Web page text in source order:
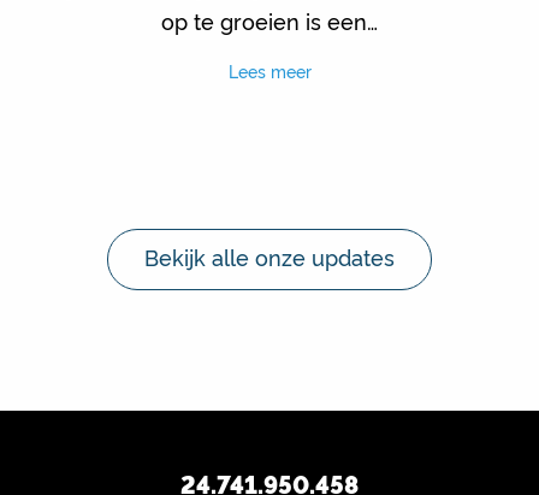
op te groeien is een…
Lees meer
Bekijk alle onze updates
24.741.950.458